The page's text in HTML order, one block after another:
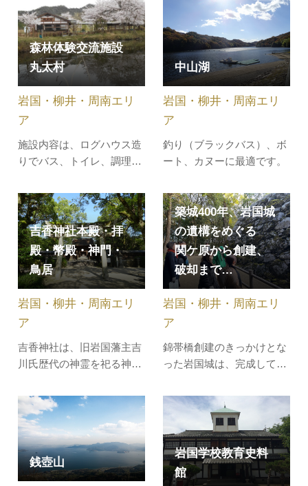
は、地酒の試飲や岩国レン
コンなど特産品の試食（有
料）ができるスペースがあ
ります。お土産選びの参考
に訪れる方も多いとか。毎
週土・日曜には甲冑体験
（予約制）も…
で吉田松陰に学び、後に奇
兵隊の第三代総督を務め
る。しかし、当時藩政を主
導していた俗論派と正義派
諸隊の調停を図ったことで
ことになる…
森林体験交流施設
丸太村
施設内容は、ログハウス造
りでバス、トイレ、調理施
設のバンガローがあり、休
憩もできます。木の香りの
ログハウスで別荘気分を満
喫して、周東町特産・高森
牛のバーベキューはいかが
ですか？木工品作成の体験
要）もあり…
岩国・柳井・周南エリ
ア
中山湖
釣り（ブラックバス）、ボ
ート、カヌーに最適です。
岩国・柳井・周南エリ
ア
吉香神社本殿・拝
殿・幣殿・神門・
鳥居
吉香神社は、旧岩国藩主吉
川氏歴代の神霊を祀る神社
(1728)に、横山の白山神社
境内に造営され、明治18年
(1885)に旧城跡の現在地に
移築されたものです。鳥
居、神門、拝殿及び幣殿、
本殿が南から北に一直線に
岩国・柳井・周南エリ
ア
築城400年、岩国城
の遺構をめぐる
関ケ原から創建、
破却まで…
錦帯橋創建のきっかけとな
った岩国城は、完成してわ
国一城令」により破却され
た悲運の山城です。城主・
吉川広家公の築城に至るま
での背景、破却の理由、そ
して400年前の築城時から
残る石積や空堀など、全国
岩国・柳井・周南エリ
ア
銭壺山
岩国学校教育史料
館